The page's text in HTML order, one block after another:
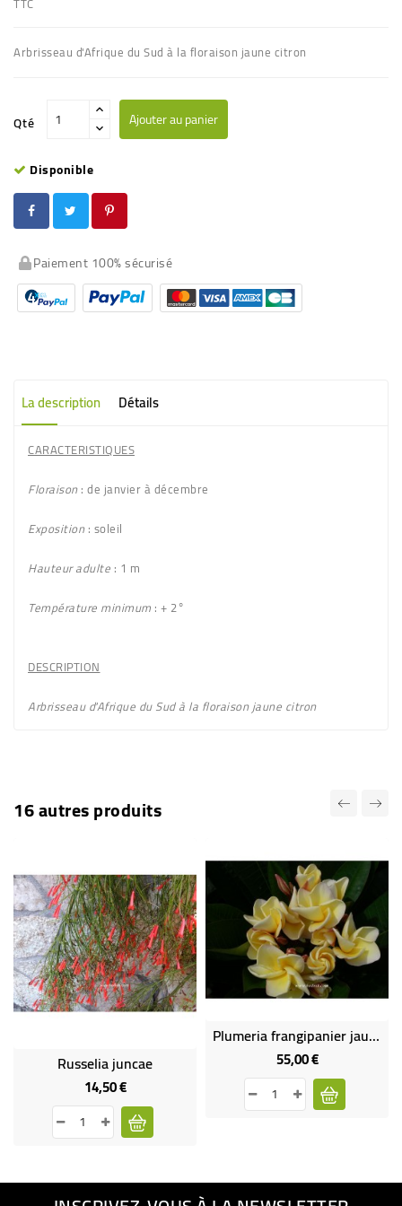
Arbrisseau d'Afrique du Sud à la floraison jaune citron
Qté Ajouter au panier
Disponible
Paiement 100% sécurisé
La description Détails
CARACTERISTIQUES
Floraison: de janvier à décembre
Exposition: soleil
Hauteur adulte : 1 m
Température minimum : + 2°
DESCRIPTION
Arbrisseau d'Afrique du Sud à la floraisonjaune citron
16 autres produits
Russelia juncae
14,50 €Prix
Plumeria frangipanier jaune gros sujet
55,00 €Prix